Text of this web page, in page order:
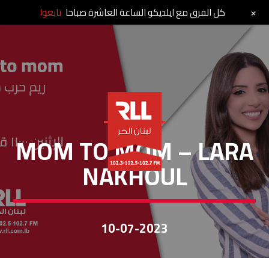
MOM TO MOM
MOM TO MOM – LARA
NAKHOUL
10-07-2023
كل الفرق مع ايلديكو الساعة العاشرة صباحا تابعوا +